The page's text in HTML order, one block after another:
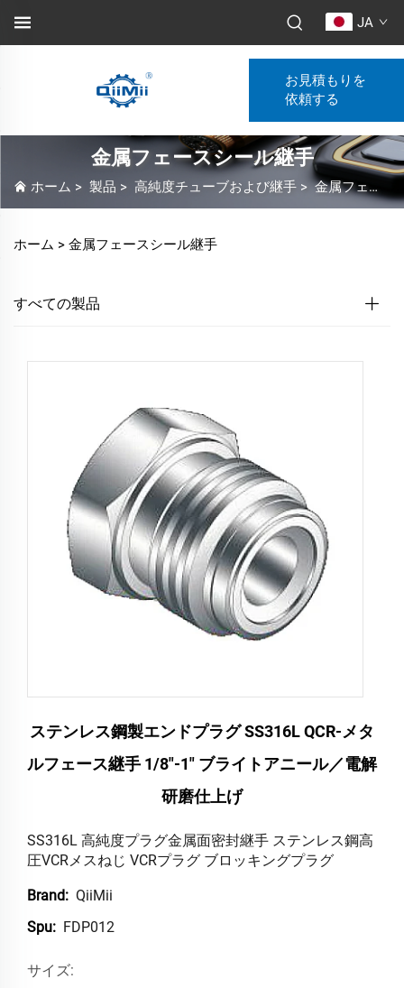
JA
お見積もりを
依頼する
金属フェースシール継手
ホーム > 製品 > 高純度チューブおよび継手 >金属フェースシール継手
ホーム > 金属フェースシール継手
すべての製品
ステンレス鋼製エンドプラグ SS316L QCR-メタ
ルフェース継手 1/8"-1" ブライトアニール／電解
研磨仕上げ
SS316L 高純度プラグ金属面密封継手 ステンレス鋼高
圧VCRメスねじ VCRプラグ ブロッキングプラグ
Brand: QiiMii
Spu: FDP012
サイズ: